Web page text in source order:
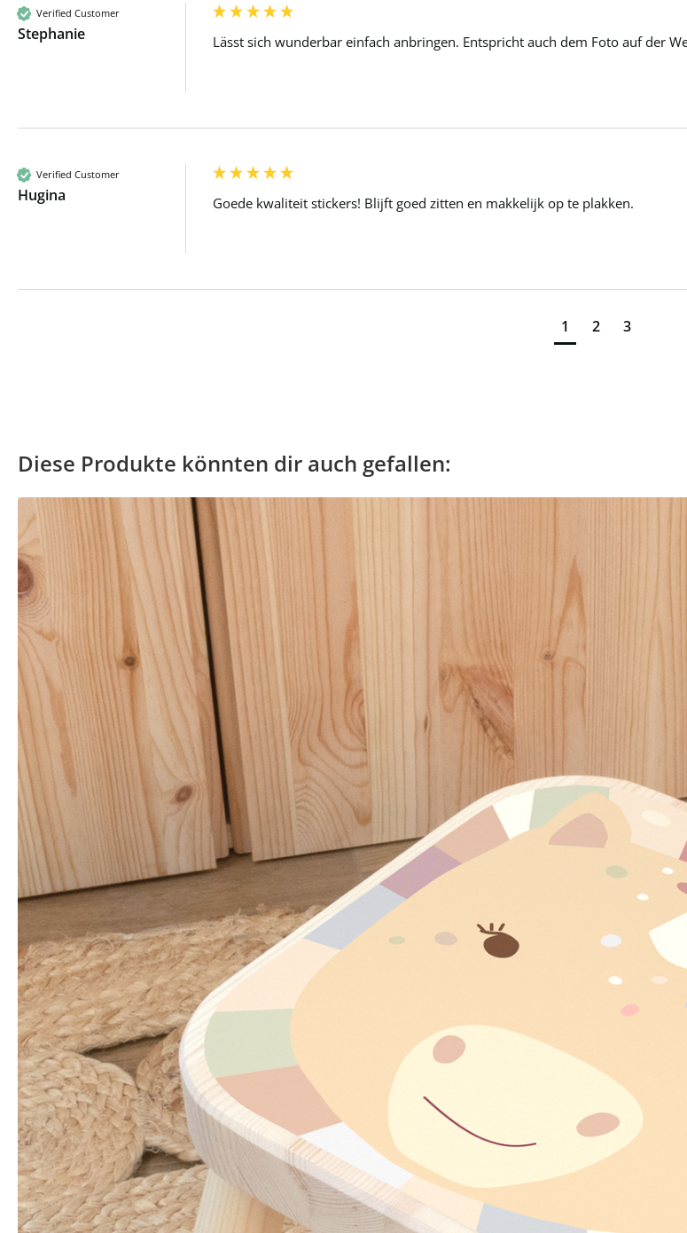
Verified Customer
Stephanie Lässt sich wunderbar einfach anbringen. Entspricht auch dem Foto auf der
Verified Customer
Hugina Goede kwaliteit stickers! Blijft goed zitten en makkelijk op te plakken.
1 2 3
Diese Produkte könnten dir auch gefallen: